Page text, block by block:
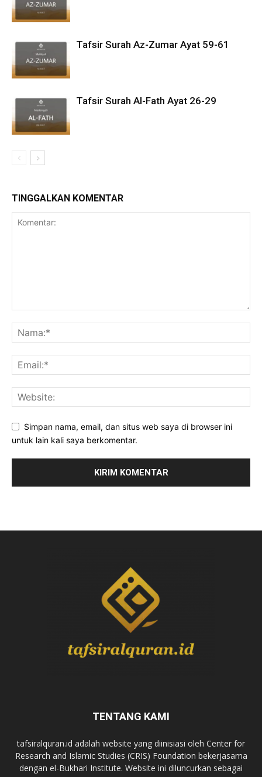
Tafsir Surah Az-Zumar Ayat 59-61
Tafsir Surah Al-Fath Ayat 26-29
TINGGALKAN KOMENTAR
Simpan nama, email, dan situs web saya di browser ini
untuk lain kali saya berkomentar.
TENTANG KAMI
tafsiralquran.id adalah website yang diinisiasi oleh Center for
Research and Islamic Studies (CRIS) Foundation bekerjasama
dengan el-Bukhari Institute. Website ini diluncurkan sebagai